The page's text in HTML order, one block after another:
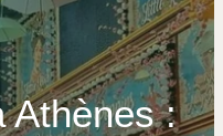
Athènes :